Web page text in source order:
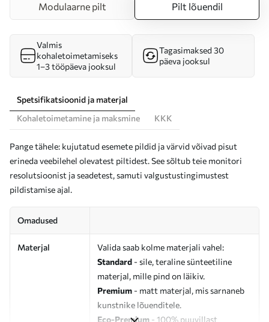
Modulaarne pilt Pilt lõuendil
Valmis
kohaletoimetamiseks
1–3 tööpäeva jooksul
Tagasimaksed 30
päeva jooksul
Spetsifikatsioonid ja materjal
Kohaletoimetamine ja maksmine
KKK
Pange tähele: kujutatud esemete pildid ja värvid võivad pisut
erineda veebilehel olevatest piltidest. See sõltub teie monitori
resolutsioonist ja seadetest, samuti valgustustingimustest
pildistamise ajal.
Omadused
Materjal
Valida saab kolme materjali vahel:
Standard - sile, teraline sünteetiline
materjal, mille pind on läikiv.
Premium - matt materjal, mis sarnaneb
kunstnike lõuenditele.
Eco-Premium - 100% puuvillast